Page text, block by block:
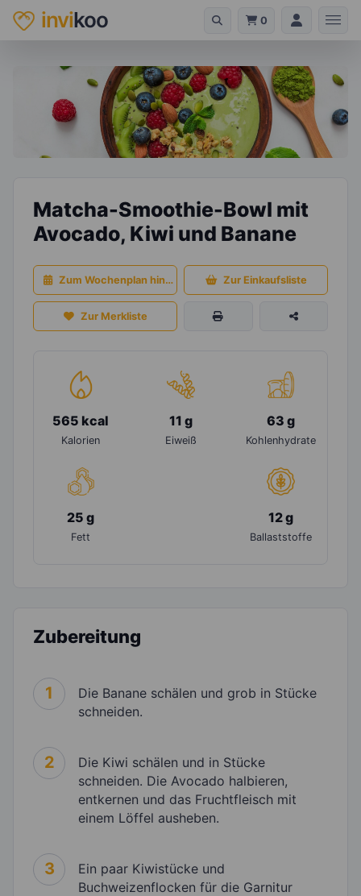
invikoo 0
Matcha-Smoothie-Bowl mit
Avocado, Kiwi und Banane
Zum Wochenplan hinzufügen Zur Einkaufsliste
Zur Merkliste
565 kcal
Kalorien
11 g
Eiweiß
63 g
Kohlenhydrate
25 g
Fett
12 g
Ballaststoffe
Zubereitung
1
Die Banane schälen und grob in Stücke
schneiden.
2
Die Kiwi schälen und in Stücke
schneiden. Die Avocado halbieren,
entkernen und das Fruchtfleisch mit
einem Löffel ausheben.
3
Ein paar Kiwistücke und
Buchweizenflocken für die Garnitur